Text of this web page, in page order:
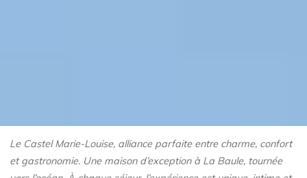
Le Castel Marie-Louise, alliance parfaite entre charme, confort
et gastronomie. Une maison d’exception à La Baule, tournée